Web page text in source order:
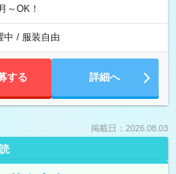
～OK！
中 / 服装自由
する 詳細へ
掲載日：2026.08.03